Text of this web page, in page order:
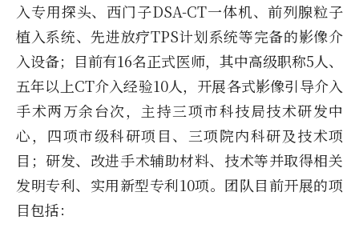
入专用探头、西门子DSA-CT一体机、前列腺粒子
植入系统、先进放疗TPS计划系统等完备的影像介
入设备；目前有16名正式医师，其中高级职称5人、
五年以上CT介入经验10人，开展各式影像引导介入
手术两万余台次，主持三项市科技局技术研发中
心，四项市级科研项目、三项院内科研及技术项
目；研发、改进手术辅助材料、技术等并取得相关
发明专利、实用新型专利10项。团队目前开展的项
目包括：